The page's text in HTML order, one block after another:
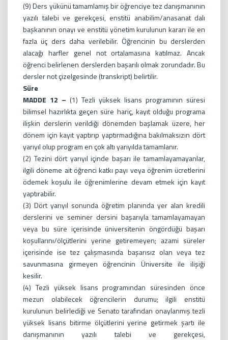
(9) Ders yükünü tamamlamış bir öğrenciye tez danışmanının
yazılı talebi ve gerekçesi, enstitü anabilim/anasanat dalı
başkanının onayı ve enstitü yönetim kurulunun kararı ile en
fazla üç ders daha verilebilir. Öğrencinin bu derslerden
alacağı harfler genel not ortalamasına katılmaz. Ancak
öğrenci belirlenen derslerden başarılı olmak zorundadır. Bu
dersler not çizelgesinde (transkript) belirtilir.
Süre
MADDE 12 – (1) Tezli yüksek lisans programının süresi
bilimsel hazırlıkta geçen süre hariç, kayıt olduğu programa
ilişkin derslerin verildiği dönemden başlamak üzere, her
dönem için kayıt yaptırıp yaptırmadığına bakılmaksızın dört
yarıyıl olup program en çok altı yarıyılda tamamlanır.
(2) Tezini dört yarıyıl içinde başarı ile tamamlayamayanlar,
ilgili döneme ait öğrenci katkı payı veya öğrenim ücretlerini
ödemek koşulu ile öğrenimlerine devam etmek için kayıt
yaptırabilir.
(3) Dört yarıyıl sonunda öğretim planında yer alan kredili
derslerini ve seminer dersini başarıyla tamamlayamayan
veya bu süre içerisinde üniversitenin öngördüğü başarı
koşullarını/ölçütlerini yerine getiremeyen; azami süreler
içerisinde ise tez çalışmasında başarısız olan veya tez
savunmasına girmeyen öğrencinin Üniversite ile ilişiği
kesilir.
(4) Tezli yüksek lisans programından süresinden önce
mezun olabilecek öğrencilerin durumu; ilgili enstitü
kurulunun belirlediği ve Senato tarafından onaylanmış tezli
yüksek lisans bitirme ölçütlerini yerine getirmek şartı ile
danışmanının yazılı talebi ve gerekçesi,